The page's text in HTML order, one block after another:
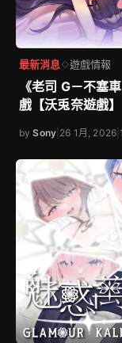
最新消息 ◇遊戲情報
《老司 G－不塞
戲【沃兎奈遊戲】
bySony 26 1月, 2026 |